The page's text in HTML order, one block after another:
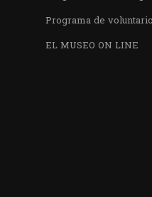
Programa de
EL MUSEO ON LINE